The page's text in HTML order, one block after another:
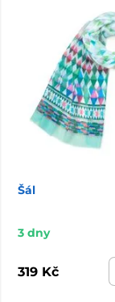
Šál
3 dny
319 Kč